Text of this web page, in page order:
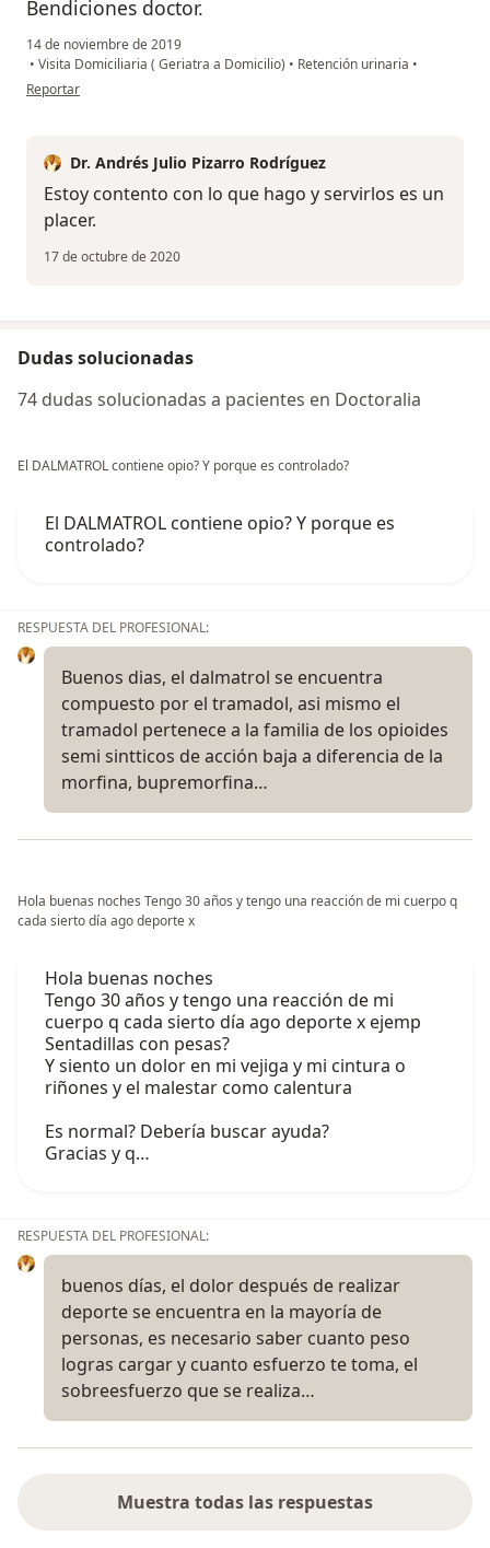
Bendiciones doctor.
14 de noviembre de 2019
• Visita Domiciliaria ( Geriatra a Domicilio) • Retención urinaria •
en opinión del usuario Cuenta eliminada
Reportar
Dr. Andrés Julio Pizarro Rodríguez
Estoy contento con lo que hago y servirlos es un
placer.
17 de octubre de 2020
Dudas solucionadas
74 dudas solucionadas a pacientes en Doctoralia
El DALMATROL contiene opio? Y porque es controlado?
El DALMATROL contiene opio? Y porque es
controlado?
RESPUESTA DEL PROFESIONAL:
Buenos dias, el dalmatrol se encuentra
compuesto por el tramadol, asi mismo el
tramadol pertenece a la familia de los opioides
semi sintticos de acción baja a diferencia de la
morfina, bupremorfina…
Hola buenas noches Tengo 30 años y tengo una reacción de mi cuerpo q
cada sierto día ago deporte x
Hola buenas noches
Tengo 30 años y tengo una reacción de mi
cuerpo q cada sierto día ago deporte x ejemp
Sentadillas con pesas?
Y siento un dolor en mi vejiga y mi cintura o
riñones y el malestar como calentura
Es normal? Debería buscar ayuda?
Gracias y q…
RESPUESTA DEL PROFESIONAL:
buenos días, el dolor después de realizar
deporte se encuentra en la mayoría de
personas, es necesario saber cuanto peso
logras cargar y cuanto esfuerzo te toma, el
sobreesfuerzo que se realiza…
Muestra todas las respuestas